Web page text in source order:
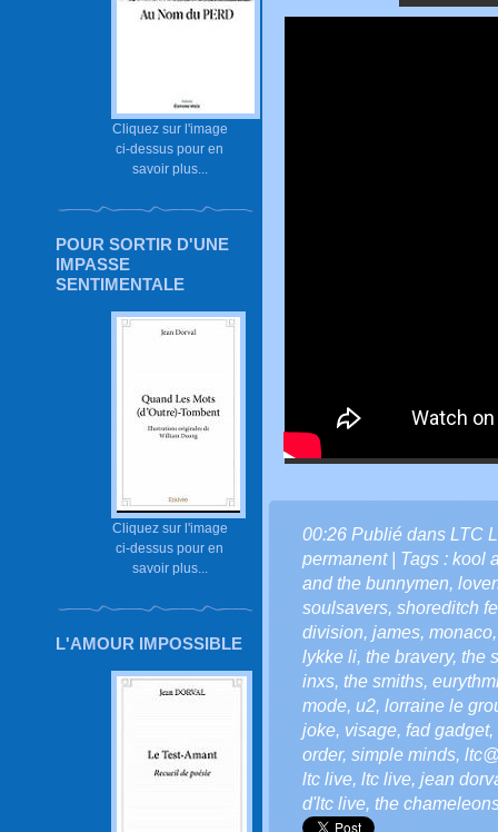
Cliquez sur l'image
ci-dessus pour en
savoir plus...
POUR SORTIR D'UNE
IMPASSE
SENTIMENTALE
Cliquez sur l'image
ci-dessus pour en
savoir plus...
L'AMOUR IMPOSSIBLE
00:26 Publié dans LTC
permanent| Tags : kool
and the bunnymen,
soulsavers, shoreditch
division, james, monaco
lykke li, the bravery, the
inxs, the smiths,
mode, u2, lorraine le
joke, visage, fad gadget,
order, simple minds,
ltc live, ltc live, jean
d'ltc live, the